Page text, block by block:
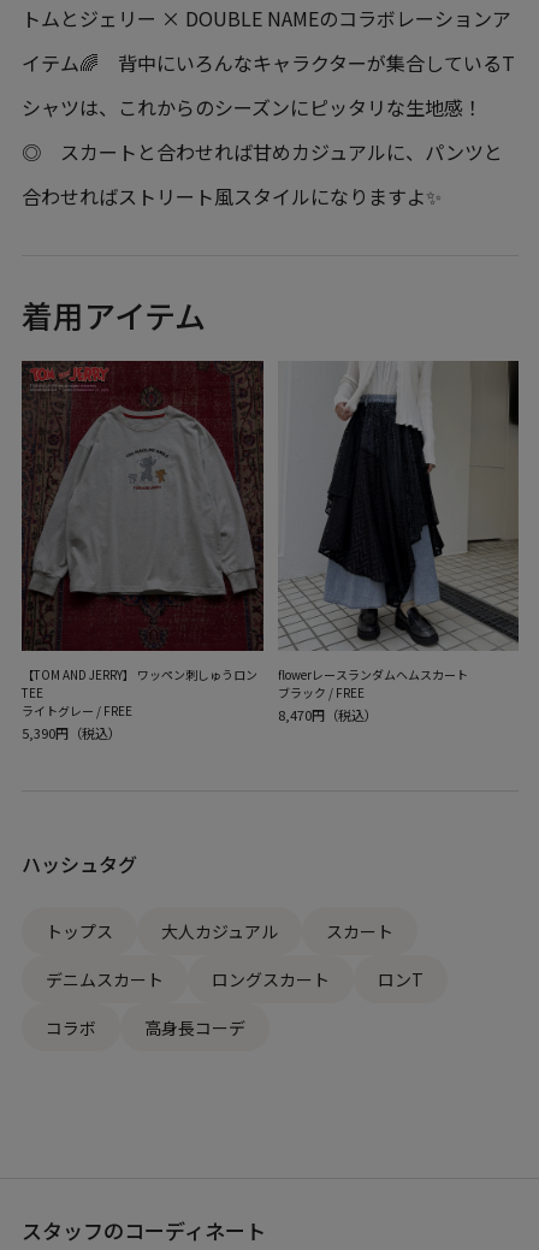
トムとジェリー × DOUBLE NAMEのコラボレーションア
イテム🌈 背中にいろんなキャラクターが集合しているT
シャツは、これからのシーズンにピッタリな生地感！
◎ スカートと合わせれば甘めカジュアルに、パンツと
合わせればストリート風スタイルになりますよ✨
着用アイテム
【TOM AND JERRY】 ワッペン刺しゅうロン
TEE
ライトグレー / FREE
5,390円（税込）
flowerレースランダムヘムスカート
ブラック / FREE
8,470円（税込）
ハッシュタグ
トップス 大人カジュアル
スカート
デニムスカート
ロングスカート
ロンT
コラボ
高身長コーデ
スタッフのコーディネート